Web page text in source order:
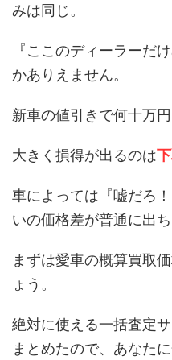
みは同じ。
『ここのディーラーだ
かありえません。
新車の値引きで何十万
大きく損得が出るのは
車によっては『嘘だろ
いの価格差が普通に出ち
まずは愛車の概算買取
ょう。
絶対に使える一括査定
まとめたので、あなた